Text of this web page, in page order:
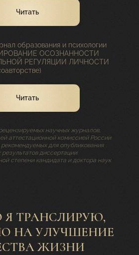
научных журналов,
аттестационной комиссией России
рекомендуемых для опубликования
диссертации
степени кандидата и доктора наук
образования и психологии
ОСОЗНАННОСТИ
РЕГУЛЯЦИИ ЛИЧНОСТИ
Читать
Читать
Я ТРАНСЛИРУЮ,
НА УЛУЧШЕНИЕ
ЖИЗНИ